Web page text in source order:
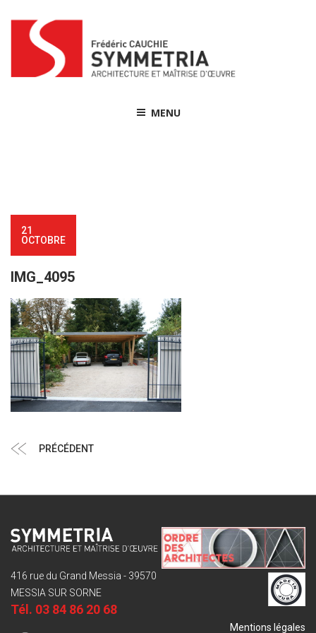
content
MENU
21
OCTOBRE
IMG_4095
de
Article
PRÉCÉDENT
416 rue du Grand Messia - 39570
MESSIA SUR SORNE
Tél. 03 84 86 20 68
Mentions légales